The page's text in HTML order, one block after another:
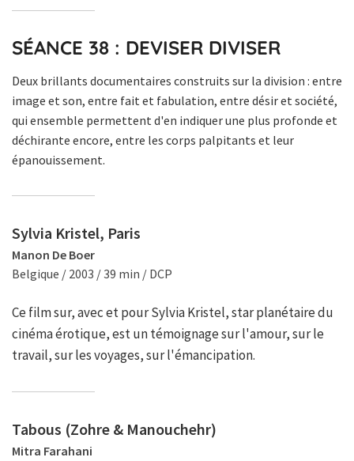
SÉANCE 38 : DEVISER DIVISER
Deux brillants documentaires construits sur la division : entre
image et son, entre fait et fabulation, entre désir et société,
qui ensemble permettent d'en indiquer une plus profonde et
déchirante encore, entre les corps palpitants et leur
épanouissement.
Sylvia Kristel, Paris
Manon De Boer
Belgique / 2003 / 39 min / DCP
Ce film sur, avec et pour Sylvia Kristel, star planétaire du
cinéma érotique, est un témoignage sur l'amour, sur le
travail, sur les voyages, sur l'émancipation.
Tabous (Zohre & Manouchehr)
Mitra Farahani